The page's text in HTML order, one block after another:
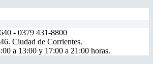
- 0379 431-8800
Ciudad de Corrientes.
a 13:00 y 17:00 a 21:00 horas.